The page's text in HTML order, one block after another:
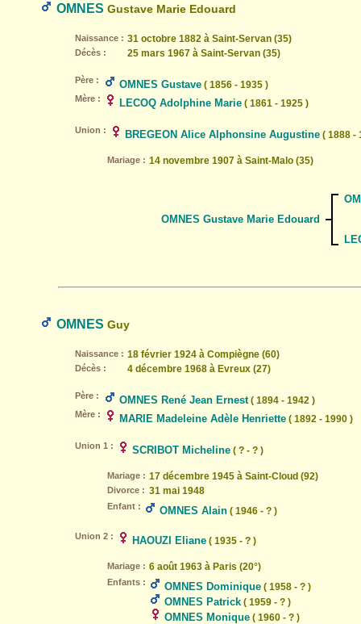
OMNES Gustave Marie Edouard
Naissance : 31 octobre 1882 à Saint-Servan (35)
Décès : 25 mars 1967 à Saint-Servan (35)
Père : OMNES Gustave ( 1856 - 1935 )
Mère : LECOQ Adolphine Marie ( 1861 - 1925 )
Union : BREGEON Alice Alphonsine Augustine ( 1888 -
Mariage : 14 novembre 1907 à Saint-Malo (35)
OMNES Gustave Marie Edouard
OMNES Guy
Naissance : 18 février 1924 à Compiègne (60)
Décès : 4 décembre 1968 à Evreux (27)
Père : OMNES René Jean Ernest( 1894 - 1942 )
Mère : MARIE Madeleine Adèle Henriette ( 1892 - 1990 )
Union 1 : SCRIBOT Micheline ( ? - ? )
Mariage : 17 décembre 1945 à Saint-Cloud (92)
Divorce : 31 mai 1948
Enfant : OMNES Alain ( 1946 - ? )
Union 2 : HAOUZI Eliane ( 1935 - ? )
Mariage : 6 août 1963 à Paris (20°)
Enfants : OMNES Dominique ( 1958 - ? )
OMNES Patrick ( 1959 - ? )
OMNES Monique ( 1960 - ? )